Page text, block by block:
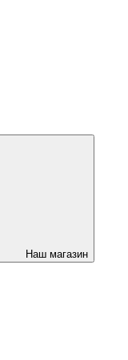
Наш магазин